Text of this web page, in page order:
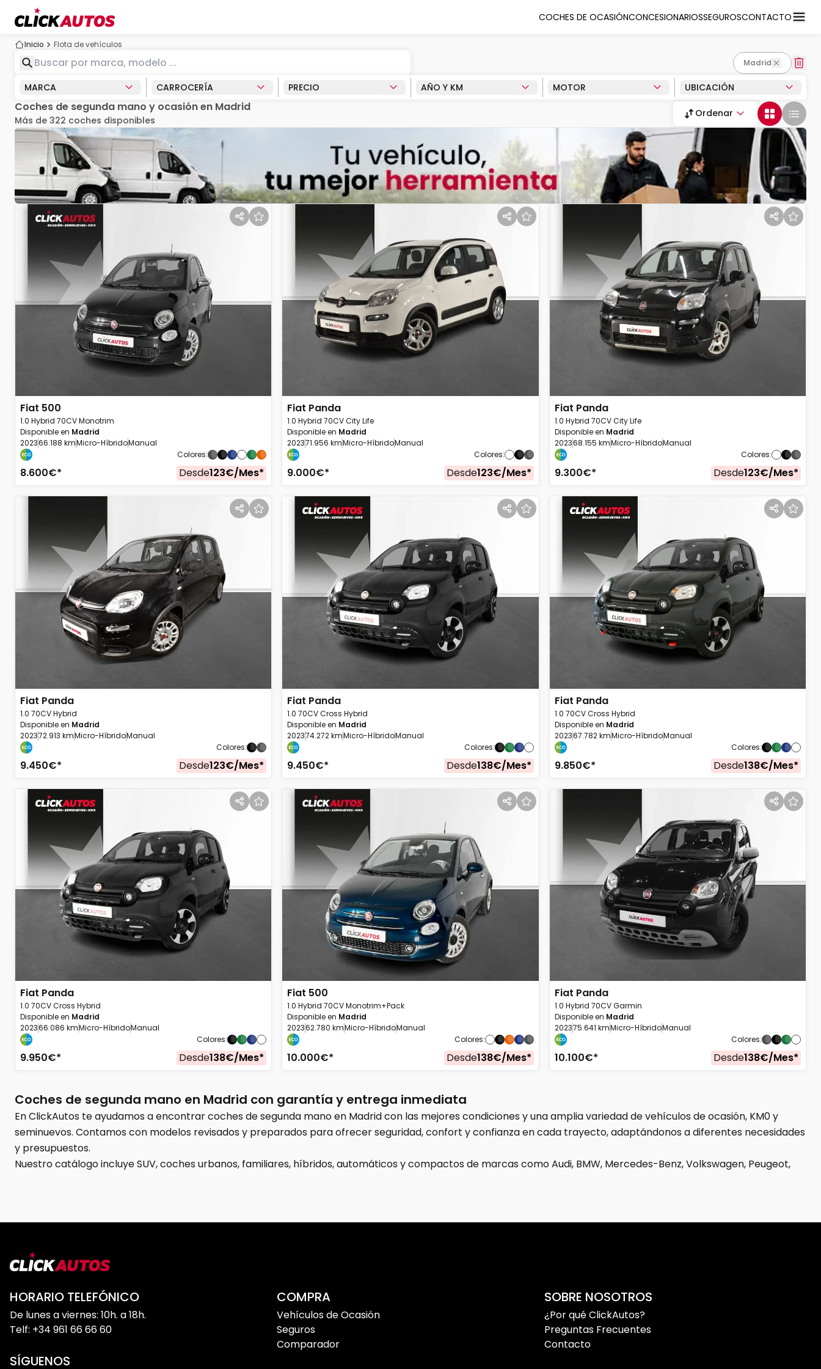
COCHES DE OCASIÓNCONCESIONARIOSSEGUROSCONTACTO
Inicio
Flota de vehículos
madrid
MARCA CARROCERÍA PRECIO AÑO Y KM MOTOR UBICACIÓN
Coches de segunda mano y ocasión en Madrid
Más de 322 coches disponibles
Ordenar
Fiat 500
1.0 Hybrid 70CV Monotrim
Disponible en Madrid
202366.188 kmMicro-HíbridoManual
Colores:
8.600€* Desde123€/Mes*
Fiat Panda
1.0 Hybrid 70CV City Life
Disponible en Madrid
202371.956 kmMicro-HíbridoManual
Colores:
9.000€* Desde123€/Mes*
Fiat Panda
1.0 Hybrid 70CV City Life
Disponible en Madrid
202368.155 kmMicro-HíbridoManual
Colores:
9.300€* Desde123€/Mes*
Fiat Panda
1.0 70CV Hybrid
Disponible en Madrid
202372.913 kmMicro-HíbridoManual
Colores:
9.450€* Desde123€/Mes*
Fiat Panda
1.0 70CV Cross Hybrid
Disponible en Madrid
202374.272 kmMicro-HíbridoManual
Colores:
9.450€* Desde138€/Mes*
Fiat Panda
1.0 70CV Cross Hybrid
Disponible en Madrid
202367.782 kmMicro-HíbridoManual
Colores:
9.850€* Desde138€/Mes*
Fiat Panda
1.0 70CV Cross Hybrid
Disponible en Madrid
202366.086 kmMicro-HíbridoManual
Colores:
9.950€* Desde138€/Mes*
Fiat 500
1.0 Hybrid 70CV Monotrim+Pack
Disponible en Madrid
202362.780 kmMicro-HíbridoManual
Colores:
10.000€* Desde138€/Mes*
Fiat Panda
1.0 Hybrid 70CV Garmin
Disponible en Madrid
202375.641 kmMicro-HíbridoManual
Colores:
10.100€* Desde138€/Mes*
Coches de segunda mano en Madrid con garantía y entrega inmediata
En ClickAutos te ayudamos a encontrar coches de segunda mano en Madrid con las mejores condiciones y una amplia variedad de vehículos de ocasión, KM0 y
seminuevos. Contamos con modelos revisados y preparados para ofrecer seguridad, confort y confianza en cada trayecto, adaptándonos a diferentes necesidades
y presupuestos.
Nuestro catálogo incluye SUV, coches urbanos, familiares, híbridos, automáticos y compactos de marcas como Audi, BMW, Mercedes-Benz, Volkswagen, Peugeot,
Descubre nuestro stock de coches de ocasión y KM0 en Madrid
inmediata y revisiones realizadas antes de su venta.
Disponemos de:
Coches seminuevos
SUV de segunda mano
HORARIO TELEFÓNICO
De lunes a viernes: 10h. a 18h.
Telf: +34 961 66 66 60
COMPRA
Vehículos de Ocasión
Seguros
Comparador
SOBRE NOSOTROS
¿Por qué ClickAutos?
Preguntas Frecuentes
Contacto
SÍGUENOS